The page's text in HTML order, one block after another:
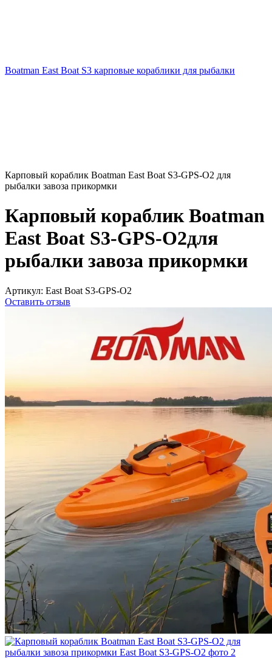
Boatman East Boat S3 карповые кораблики для рыбалки
Карповый кораблик Boatman East Boat S3-GPS-О2 для
рыбалки завоза прикормки
Карповый кораблик Boatman
East Boat S3-GPS-О2для
рыбалки завоза прикормки
Артикул: East Boat S3-GPS-О2
Оставить отзыв